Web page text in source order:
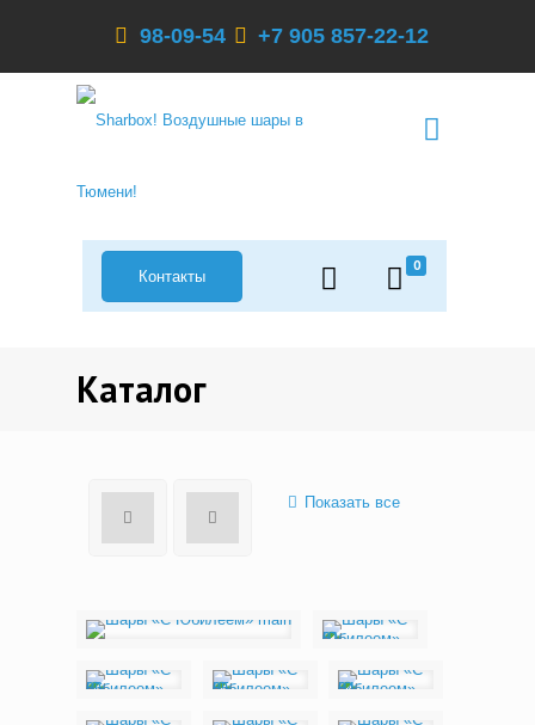
98-09-54 +7 905 857-22-12
0
Контакты
Каталог
Показать все